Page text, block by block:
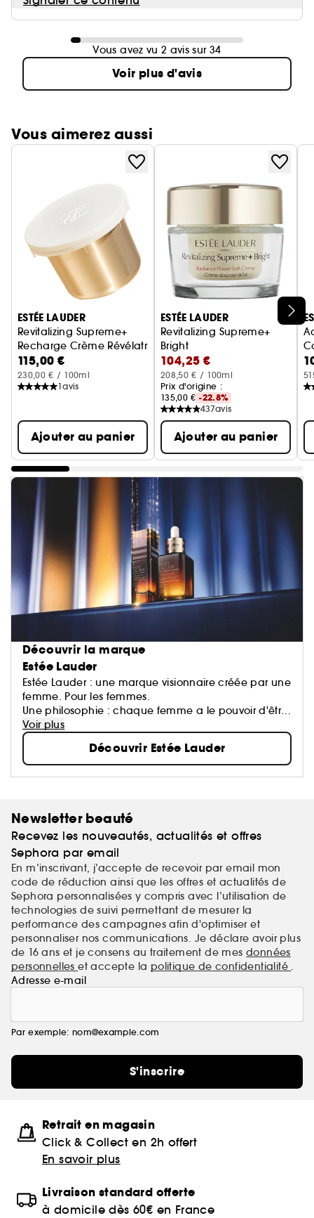
Vous avez vu 2 avis sur 34
Voir plus d'avis
Vous aimerez aussi
Ignorer le carrousel produits
ESTÉE LAUDER
Revitalizing Supreme+
Recharge Crème Révélatrice de Jeunesse
115,00 €
230,00 € / 100ml
1avis
Ajouter au panier
ESTÉE LAUDER
Revitalizing Supreme+
Bright
Crème Douceur Éclat
104,25 €
208,50 € / 100ml
Prix d'origine :
135,00 € -22.8%
437avis
Ajouter au panier
Découvrir la marque
Estée Lauder
Estée Lauder : une marque visionnaire créée par une
femme. Pour les femmes.
Une philosophie : chaque femme a le pouvoir d'être
belle.
Une exigence : offrir le meilleur de la Recherche, de
l'Innovation et du Service.
Une signature : des technologies soin d'avant-garde,
un maquillage pro, des parfums incarnés.
Voir plus
Découvrir Estée Lauder
Newsletter beauté
Recevez les nouveautés, actualités et offres
Sephora par email
En m’inscrivant, j’accepte de recevoir par email mon
code de réduction ainsi que les offres et actualités de
Sephora personnalisées y compris avec l’utilisation de
technologies de suivi permettant de mesurer la
performance des campagnes afin d'optimiser et
personnaliser nos communications. Je déclare avoir plus
de 16 ans et je consens au traitement de mes données
personnelleset accepte la politique de confidentialité .
Adresse e-mail
Par exemple: nom@example.com
S'inscrire
Retrait en magasin
Click & Collect en 2h offert
En savoir plus
Livraison standard offerte
à domicile dès 60€ en France